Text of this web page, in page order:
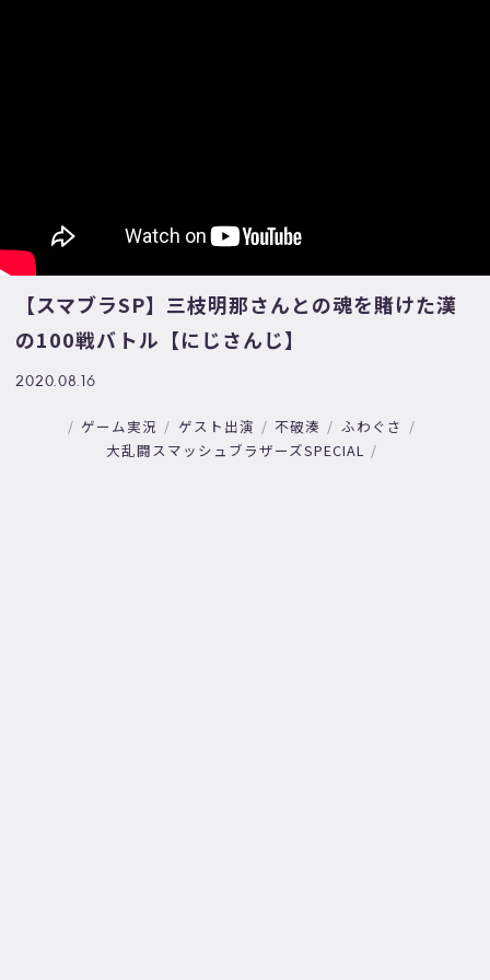
【スマブラSP】三枝明那さんとの魂を賭けた漢
の100戦バトル【にじさんじ】
2020.08.16
ゲーム実況 ゲスト出演 不破湊
ふわぐさ
大乱闘スマッシュブラザーズSPECIAL